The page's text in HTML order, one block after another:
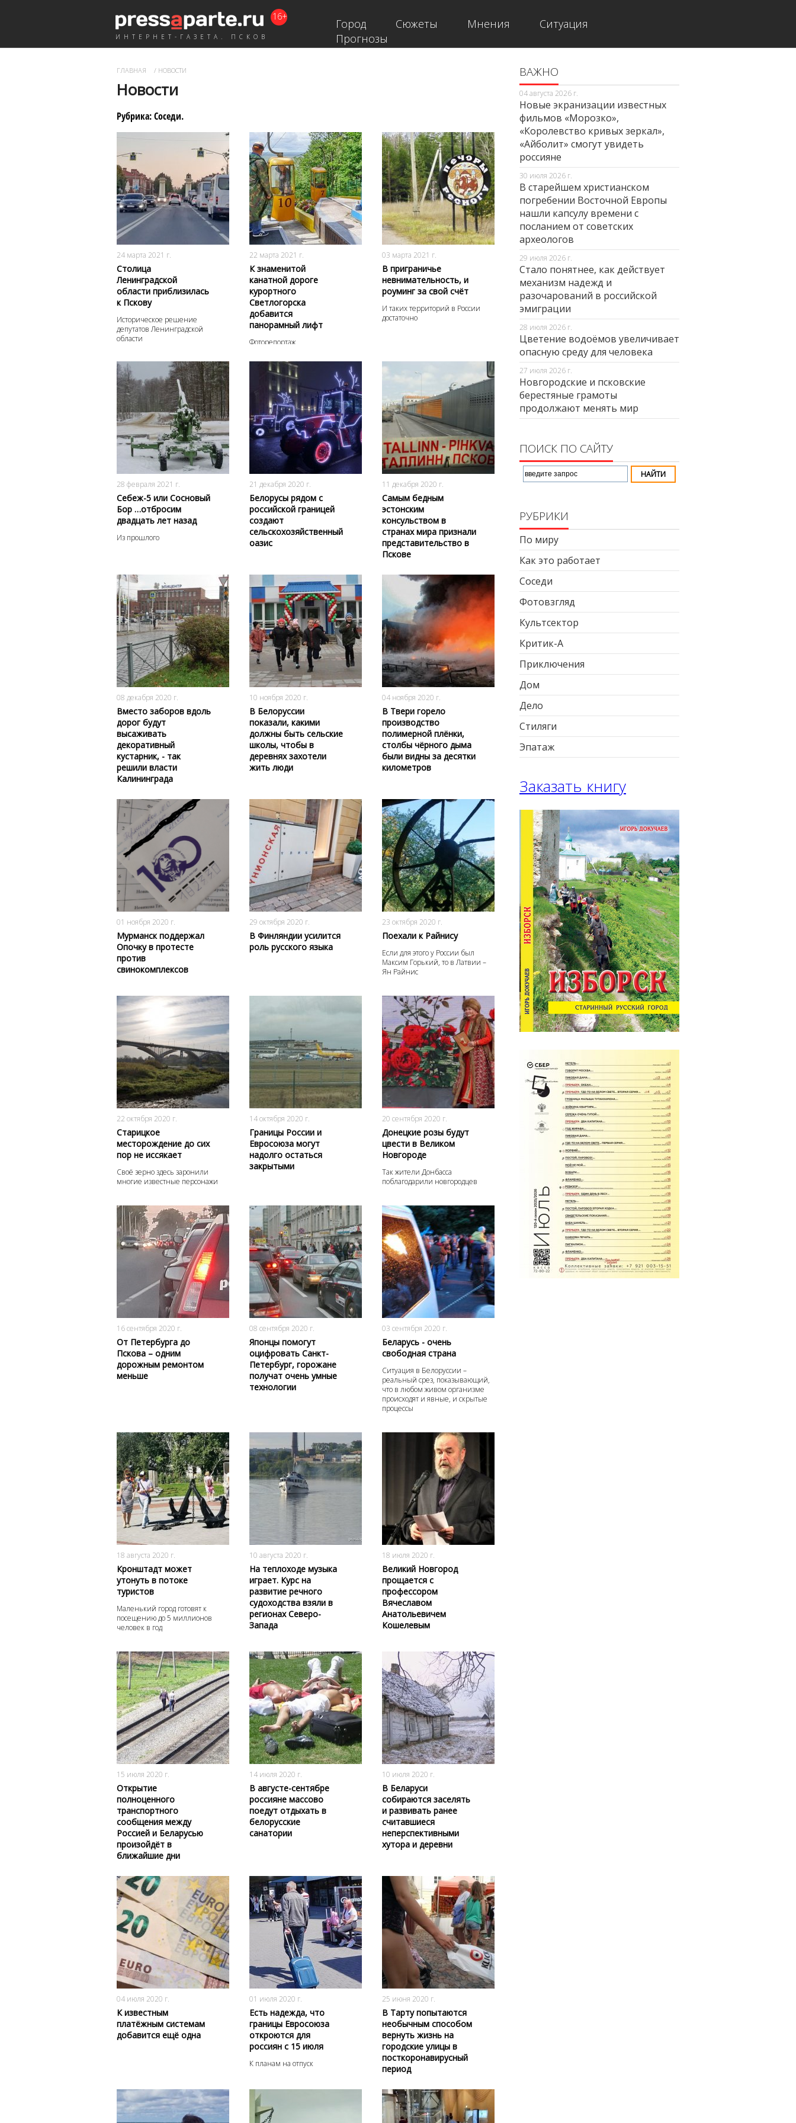
ИНТЕРНЕТ-ГАЗЕТА. ПСКОВ
16+
Город Сюжеты Мнения
Ситуация
Прогнозы
ГЛАВНАЯ / НОВОСТИ
Новости
Рубрика:Соседи.
24 марта 2021 г.
Столица
Ленинградской
области приблизилась
к Пскову
Историческое решение
депутатов Ленинградской
области
22 марта 2021 г.
К знаменитой
канатной дороге
курортного
Светлогорска
добавится
панорамный лифт
Фоторепортаж
2363
0
03 марта 2021 г.
В приграничье
невнимательность, и
роуминг за свой счёт
И таких территорий в России
достаточно
2663 0
28 февраля 2021 г.
Себеж-5 или Сосновый
Бор …отбросим
двадцать лет назад
Из прошлого
6166
0
21 декабря 2020 г.
Белорусы рядом с
российской границей
создают
сельскохозяйственный
оазис
2405
0
11 декабря 2020 г.
Самым бедным
эстонским
консульством в
странах мира признали
представительство в
Пскове
2931 0
08 декабря 2020 г.
Вместо заборов вдоль
дорог будут
высаживать
декоративный
кустарник, - так
решили власти
Калининграда
2601
0
10 ноября 2020 г.
В Белоруссии
показали, какими
должны быть сельские
школы, чтобы в
деревнях захотели
жить люди
2823
0
04 ноября 2020 г.
В Твери горело
производство
полимерной плёнки,
столбы чёрного дыма
были видны за десятки
километров
2613 0
01 ноября 2020 г.
Мурманск поддержал
Опочку в протесте
против
свинокомплексов
2041
0
29 октября 2020 г.
В Финляндии усилится
роль русского языка
2268
0
23 октября 2020 г.
Поехали к Райнису
Если для этого у России был
Максим Горький, то в Латвии –
Ян Райнис
2722 0
22 октября 2020 г.
Старицкое
месторождение до сих
пор не иссякает
Своё зерно здесь заронили
многие известные персонажи
2724
0
14 октября 2020 г.
Границы России и
Евросоюза могут
надолго остаться
закрытыми
2950
0
20 сентября 2020 г.
Донецкие розы будут
цвести в Великом
Новгороде
Так жители Донбасса
поблагодарили новгородцев
0
16 сентября 2020 г.
От Петербурга до
Пскова – одним
дорожным ремонтом
меньше
2438
0
08 сентября 2020 г.
Японцы помогут
оцифровать Санкт-
Петербург, горожане
получат очень умные
технологии
0
03 сентября 2020 г.
Беларусь - очень
свободная страна
Ситуация в Белоруссии –
реальный срез, показывающий,
что в любом живом организме
происходят и явные, и скрытые
процессы
3193 0
18 августа 2020 г.
Кронштадт может
утонуть в потоке
туристов
Маленький город готовят к
посещению до 5 миллионов
человек в год
10 августа 2020 г.
На теплоходе музыка
играет. Курс на
развитие речного
судоходства взяли в
регионах Северо-
Запада
3283
0
18 июля 2020 г.
Великий Новгород
прощается с
профессором
Вячеславом
Анатольевичем
Кошелевым
2785 0
15 июля 2020 г.
Открытие
полноценного
транспортного
сообщения между
Россией и Беларусью
произойдёт в
ближайшие дни
2720
0
14 июля 2020 г.
В августе-сентябре
россияне массово
поедут отдыхать в
белорусские
санатории
2647
0
10 июля 2020 г.
В Беларуси
собираются заселять
и развивать ранее
считавшиеся
неперспективными
хутора и деревни
2807 0
04 июля 2020 г.
К известным
платёжным системам
добавится ещё одна
2739
0
01 июля 2020 г.
Есть надежда, что
границы Евросоюза
откроются для
россиян с 15 июля
К планам на отпуск
2744
0
25 июня 2020 г.
В Тарту попытаются
необычным способом
вернуть жизнь на
городские улицы в
посткоронавирусный
период
3485 0
ВАЖНО
04 августа 2026 г.
Новые экранизации известных
фильмов «Морозко»,
«Королевство кривых зеркал»,
«Айболит» смогут увидеть
россияне
30 июля 2026 г.
В старейшем христианском
погребении Восточной Европы
нашли капсулу времени с
посланием от советских
археологов
29 июля 2026 г.
Стало понятнее, как действует
механизм надежд и
разочарований в российской
эмиграции
28 июля 2026 г.
Цветение водоёмов увеличивает
опасную среду для человека
27 июля 2026 г.
Новгородские и псковские
берестяные грамоты
продолжают менять мир
ПОИСК ПО САЙТУ
РУБРИКИ
По миру
Как это работает
Соседи
Фотовзгляд
Культсектор
Критик-А
Приключения
Дом
Дело
Стиляги
Эпатаж
Заказать книгу